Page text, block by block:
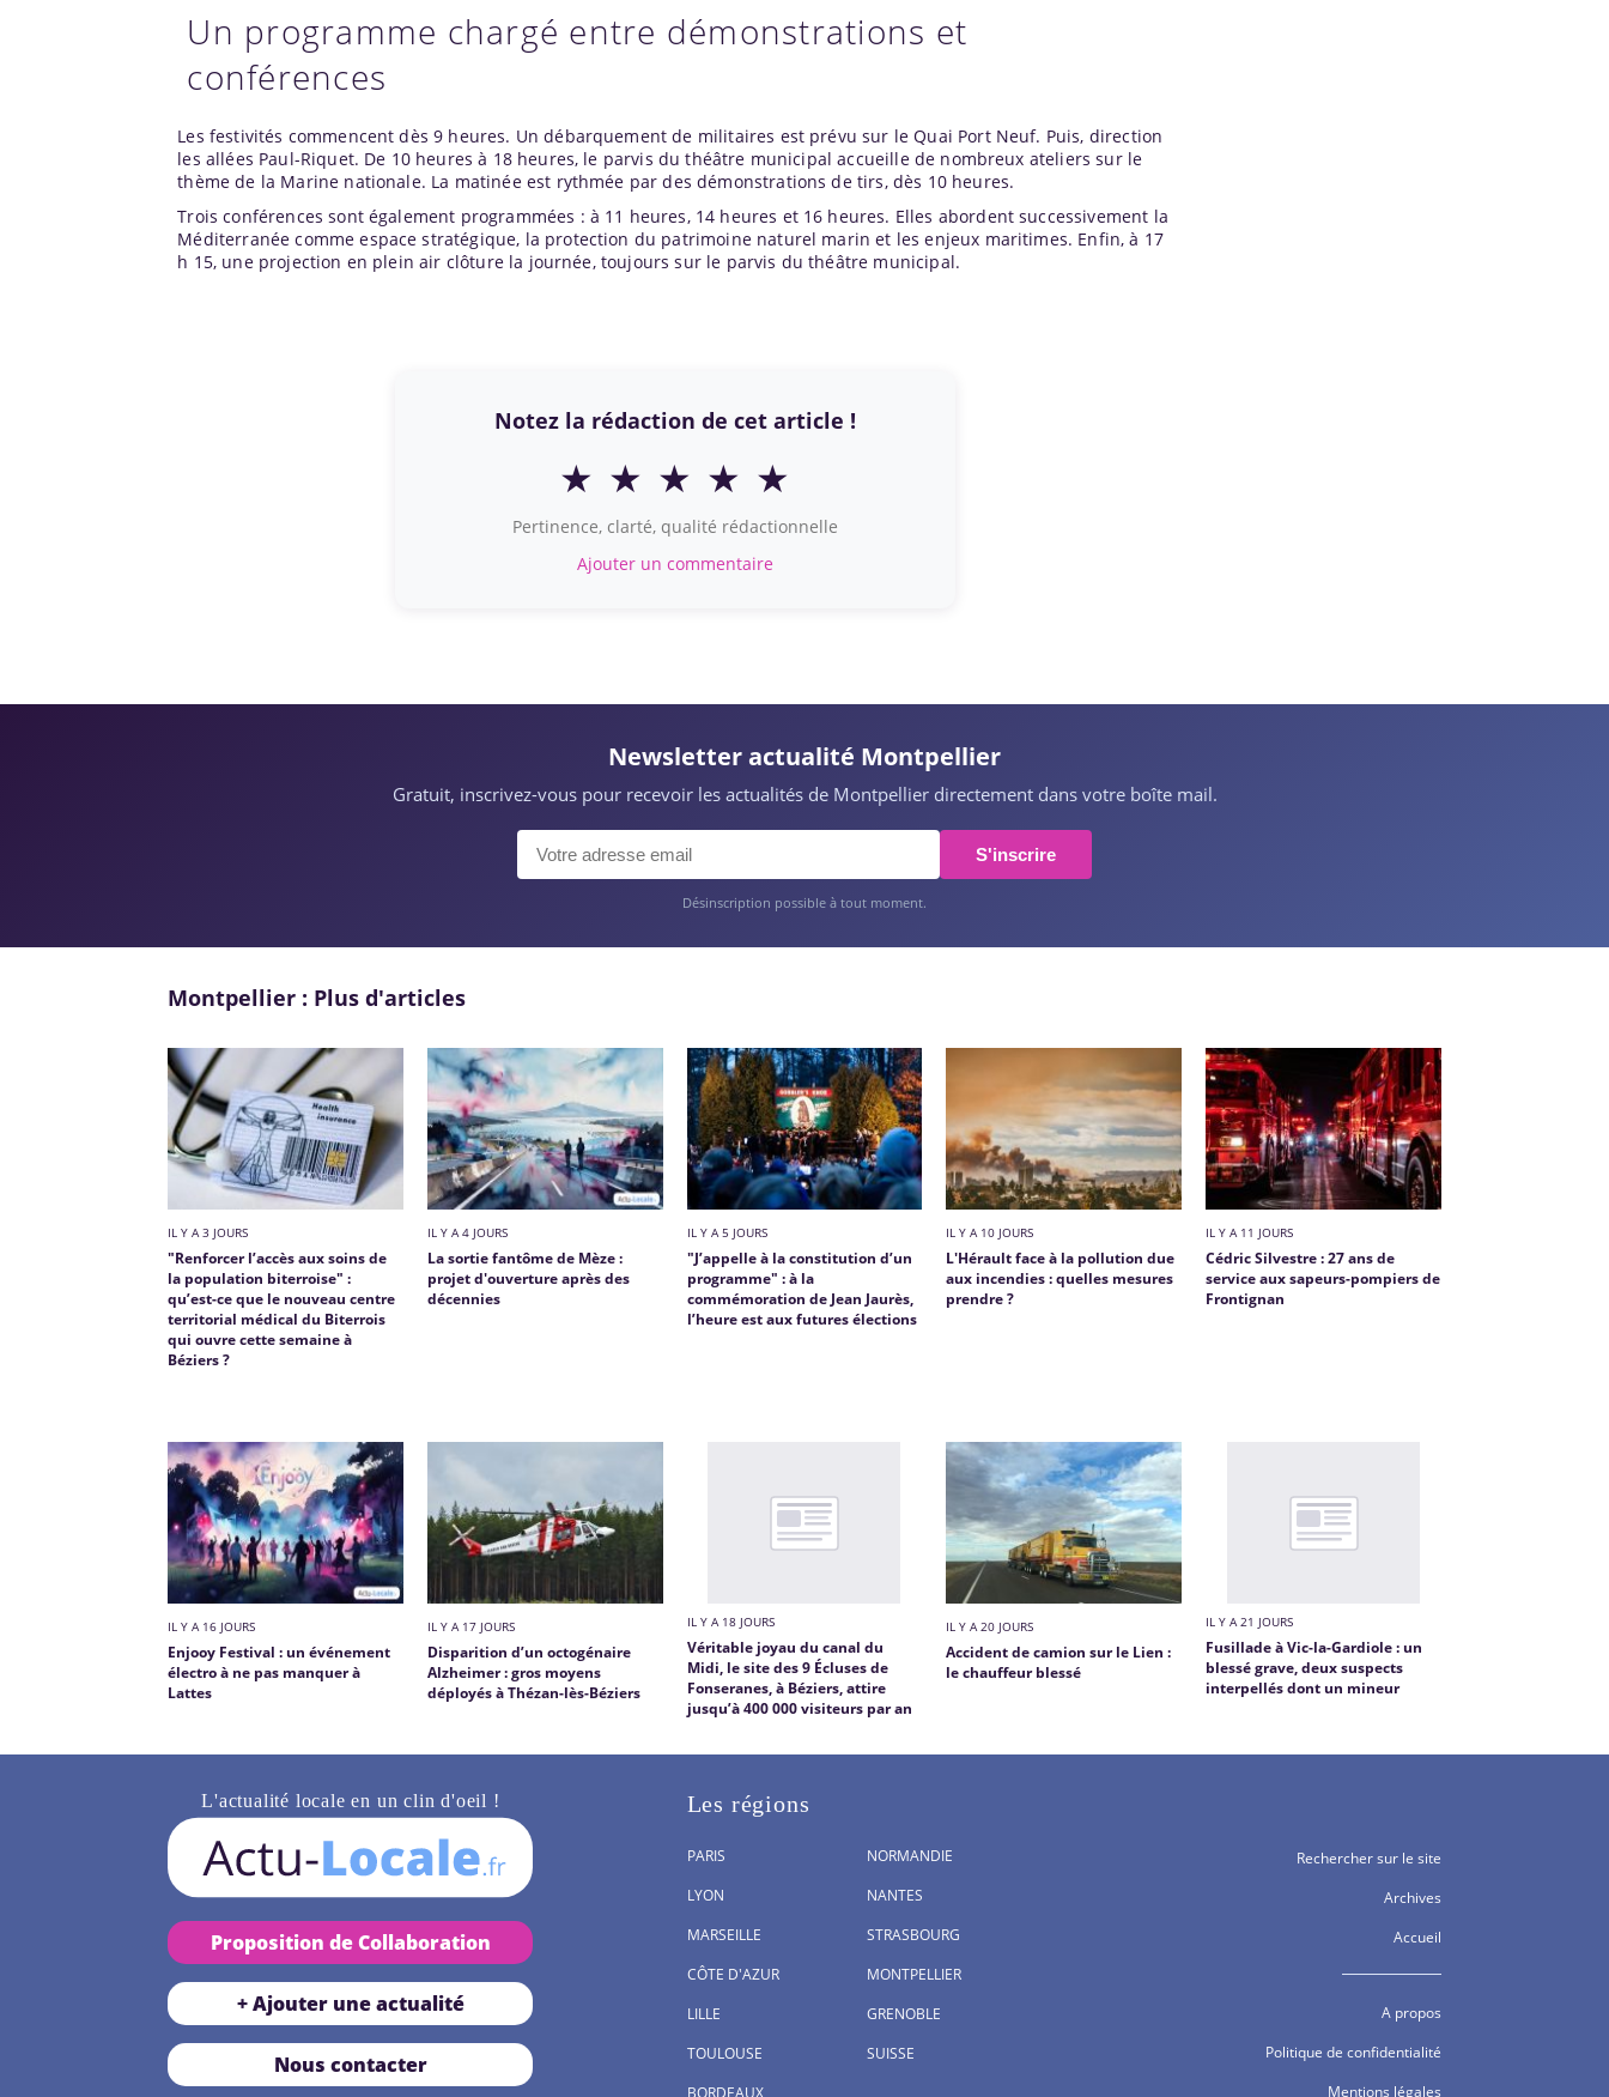
Un programme chargé entre démonstrations et
conférences
Les festivités commencent dès 9 heures. Un débarquement de militaires est prévu sur le Quai Port Neuf. Puis, direction
les allées Paul-Riquet. De 10 heures à 18 heures, le parvis du théâtre municipal accueille de nombreux ateliers sur le
thème de la Marine nationale. La matinée est rythmée par des démonstrations de tirs, dès 10 heures.
Trois conférences sont également programmées : à 11 heures, 14 heures et 16 heures. Elles abordent successivement la
Méditerranée comme espace stratégique, la protection du patrimoine naturel marin et les enjeux maritimes. Enfin, à 17
h 15, une projection en plein air clôture la journée, toujours sur le parvis du théâtre municipal.
Notez la rédaction de cet article !
★ ★ ★ ★ ★
Pertinence, clarté, qualité rédactionnelle
Ajouter un commentaire
Newsletter actualité Montpellier
Gratuit, inscrivez-vous pour recevoir les actualités de Montpellier directement dans votre boîte mail.
S'inscrire
Désinscription possible à tout moment.
Montpellier : Plus d'articles
IL Y A 3 JOURS
"Renforcer l’accès aux soins de
la population biterroise" :
qu’est-ce que le nouveau centre
territorial médical du Biterrois
qui ouvre cette semaine à
Béziers ?
IL Y A 4 JOURS
La sortie fantôme de Mèze :
projet d'ouverture après des
décennies
IL Y A 5 JOURS
"J’appelle à la constitution d’un
programme" : à la
commémoration de Jean Jaurès,
l’heure est aux futures élections
IL Y A 10 JOURS
L'Hérault face à la pollution due
aux incendies : quelles mesures
prendre ?
IL Y A 11 JOURS
Cédric Silvestre : 27 ans de
service aux sapeurs-pompiers de
Frontignan
IL Y A 16 JOURS
Enjooy Festival : un événement
électro à ne pas manquer à
Lattes
IL Y A 17 JOURS
Disparition d’un octogénaire
Alzheimer : gros moyens
déployés à Thézan-lès-Béziers
IL Y A 18 JOURS
Véritable joyau du canal du
Midi, le site des 9 Écluses de
Fonseranes, à Béziers, attire
jusqu’à 400 000 visiteurs par an
IL Y A 20 JOURS
Accident de camion sur le Lien :
le chauffeur blessé
IL Y A 21 JOURS
Fusillade à Vic-la-Gardiole : un
blessé grave, deux suspects
interpellés dont un mineur
L'actualité locale en un clin d'oeil !
Proposition de Collaboration
+ Ajouter une actualité
Nous contacter
Les régions
PARIS
LYON
MARSEILLE
CÔTE D'AZUR
LILLE
TOULOUSE
BORDEAUX
NORMANDIE
NANTES
STRASBOURG
MONTPELLIER
GRENOBLE
SUISSE
Rechercher sur le site
Archives
Accueil
A propos
Politique de confidentialité
Mentions légales